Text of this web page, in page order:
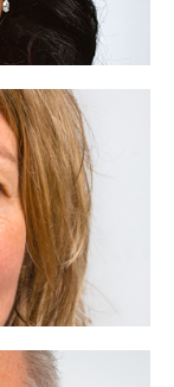
ben VOOR.